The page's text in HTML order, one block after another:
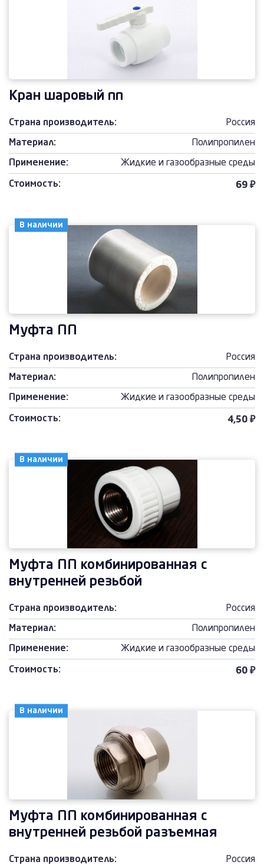
Кран шаровый пп
Страна производитель: Россия
Материал: Полипропилен
Применение: Жидкие и газообразные среды
Стоимость: 69 ₽
В наличии
Муфта ПП
Страна производитель: Россия
Материал: Полипропилен
Применение: Жидкие и газообразные среды
Стоимость: 4,50 ₽
В наличии
Муфта ПП комбинированная с
внутренней резьбой
Страна производитель: Россия
Материал: Полипропилен
Применение: Жидкие и газообразные среды
Стоимость: 60 ₽
В наличии
Муфта ПП комбинированная с
внутренней резьбой разъемная
Страна производитель: Россия